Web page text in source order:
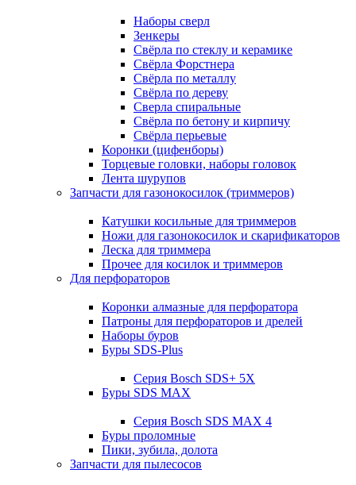
Наборы сверл
Зенкеры
Свёрла по стеклу и керамике
Свёрла Форстнера
Свёрла по металлу
Свёрла по дереву
Сверла спиральные
Свёрла по бетону и кирпичу
Свёрла перьевые
Коронки (цифенборы)
Торцевые головки, наборы головок
Лента шурупов
Запчасти для газонокосилок (триммеров)
Катушки косильные для триммеров
Ножи для газонокосилок и скарификаторов
Леска для триммера
Прочее для косилок и триммеров
Для перфораторов
Коронки алмазные для перфоратора
Патроны для перфораторов и дрелей
Наборы буров
Буры SDS-Plus
Серия Bosch SDS+ 5X
Буры SDS MAX
Серия Bosch SDS MAX 4
Буры проломные
Пики, зубила, долота
Запчасти для пылесосов